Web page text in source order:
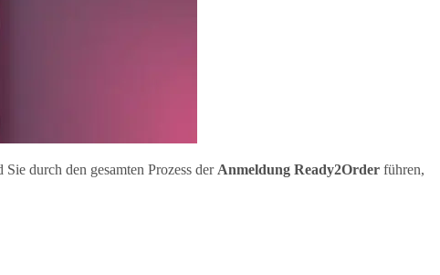
durch den gesamten Prozess der Anmeldung Ready2Order führen,